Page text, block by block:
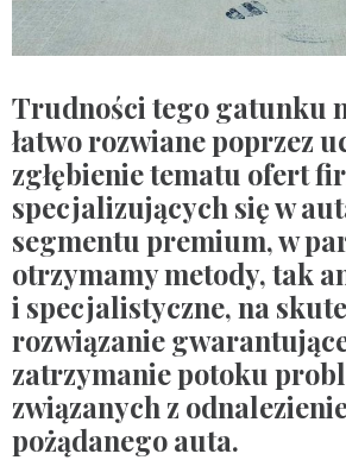
Trudności tego gatunku
łatwo rozwiane poprzez
zgłębienie tematu ofert
specjalizujących się w
segmentu premium, w
otrzymamy metody, tak
i specjalistyczne, na
rozwiązanie
zatrzymanie potoku
związanych z
pożądanego auta.